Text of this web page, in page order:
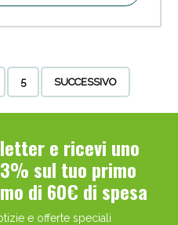
5 SUCCESSIVO
e ricevi uno
sul tuo primo
di 60€ di spesa
e offerte speciali